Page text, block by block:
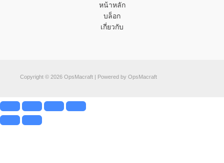
หน้าหลัก
บล็อก
เกี่ยวกับ
Copyright © 2026 OpsMacraft | Powered by OpsMacraft